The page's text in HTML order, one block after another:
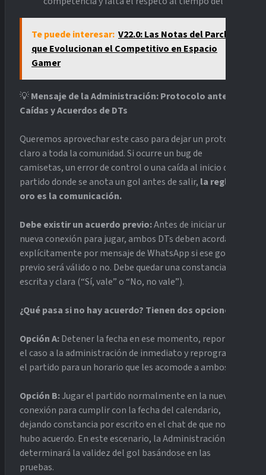
Te puede interesar: V22.0: Las Notas del Parche
que Evolucionan el Competitivo en Espacio
Gamer
💡Mensaje de la Administración: Protocolo ante
Caídas y Acuerdos de DTs
Queremos aprovechar este caso para dejar un protocolo
claro a toda la comunidad. Si ocurre un bug de
camisetas, un error de control o una caída al inicio del
partido donde se anota un gol antes de salir, la regla de
oro es la comunicación.
Debe existir un acuerdo previo:Antes de iniciar una
nueva conexión para jugar, ambos DTs deben acordar
explícitamente por mensaje de WhatsApp si ese gol
previo será válido o no. Debe quedar una constancia
escrita y clara (“Sí, vale” o “No, no vale”).
¿Qué pasa si no hay acuerdo? Tienen dos opciones:
Opción A:Detener la fecha en ese momento, reportar
el caso a la administración de inmediato y reprogramar
el partido para un horario que les acomode a ambos.
Opción B:Jugar el partido normalmente en la nueva
conexión para cumplir con la fecha del calendario,
dejando constancia por escrito en el chat de que no
hubo acuerdo. En este escenario, la Administración
determinará la validez del gol basándose en las
pruebas.